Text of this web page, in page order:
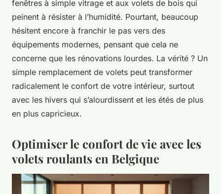
fenêtres à simple vitrage et aux volets de bois qui
peinent à résister à l’humidité. Pourtant, beaucoup
hésitent encore à franchir le pas vers des
équipements modernes, pensant que cela ne
concerne que les rénovations lourdes. La vérité ? Un
simple remplacement de volets peut transformer
radicalement le confort de votre intérieur, surtout
avec les hivers qui s’alourdissent et les étés de plus
en plus capricieux.
Optimiser le confort de vie avec les
volets roulants en Belgique